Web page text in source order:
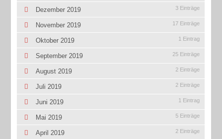
Dezember 2019 3 Einträge
November 2019 17 Einträge
Oktober 2019 1 Eintrag
September 2019 25 Einträge
August 2019 2 Einträge
Juli 2019 2 Einträge
Juni 2019 1 Eintrag
Mai 2019 5 Einträge
April 2019 2 Einträge